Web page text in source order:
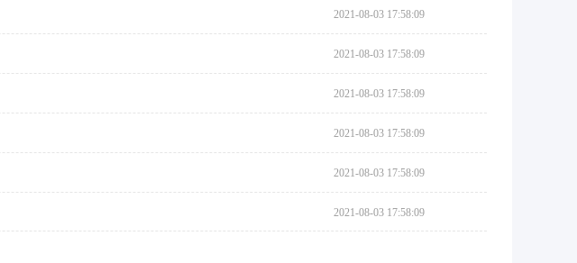
2021-08-03 17:58:09
2021-08-03 17:58:09
2021-08-03 17:58:09
2021-08-03 17:58:09
2021-08-03 17:58:09
2021-08-03 17:58:09